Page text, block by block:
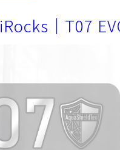
iRocks｜T07